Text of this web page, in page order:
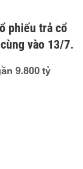
phiếu trả cổ
vào 13/7.
9.800 tỷ